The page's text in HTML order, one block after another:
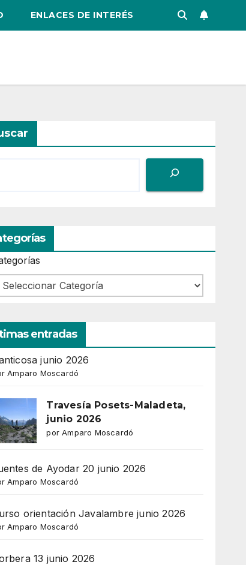
ENLACES DE INTERÉS
entradas
junio 2026
Amparo Moscardó
Travesía Posets-Maladeta,
junio 2026
por Amparo Moscardó
de Ayodar 20 junio 2026
Amparo Moscardó
orientación Javalambre junio 2026
Amparo Moscardó
13 junio 2026